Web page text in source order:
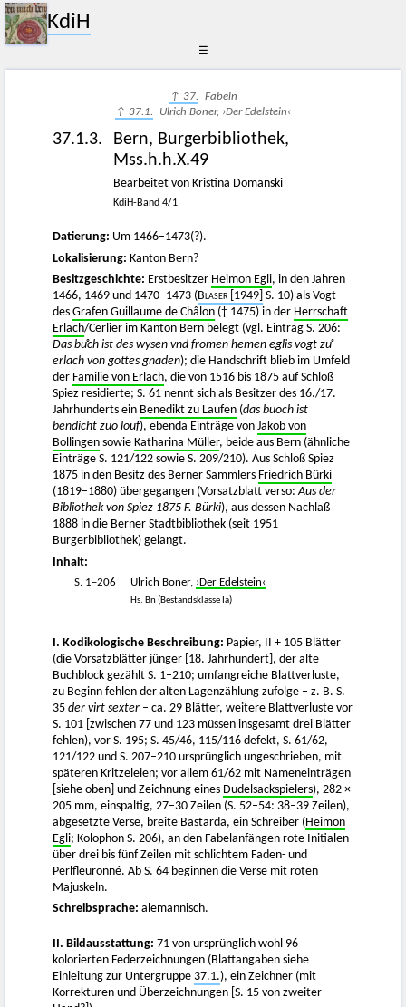
KdiH
☰
↑ 37. Fabeln
↑ 37.1. Ulrich Boner, ›Der Edelstein‹
37.1.3.
Bern, Burgerbibliothek,
Mss.h.h.X.49
Bearbeitet von Kristina Domanski
KdiH-Band 4/1
Datierung: Um 1466–1473(?).
Lokalisierung: Kanton Bern?
Besitzgeschichte: Erstbesitzer Heimon Egli, in den Jahren
1466, 1469 und 1470–1473 (Blaser [1949] S. 10) als Vogt
des Grafen Guillaume de Châlon († 1475) in der Herrschaft
Erlach/Cerlier im Kanton Bern belegt (vgl. Eintrag S. 206:
Das buͦch ist des wysen vnd fromen hemen eglis vogt zuͦ
erlach von gottes gnaden); die Handschrift blieb im Umfeld
der Familie von Erlach, die von 1516 bis 1875 auf Schloß
Spiez residierte; S. 61 nennt sich als Besitzer des 16./17.
Jahrhunderts ein Benedikt zu Laufen (das buoch ist
bendicht zuo louf), ebenda Einträge von Jakob von
Bollingen sowie Katharina Müller, beide aus Bern (ähnliche
Einträge S. 121/122 sowie S. 209/210). Aus Schloß Spiez
1875 in den Besitz des Berner Sammlers Friedrich Bürki
(1819–1880) übergegangen (Vorsatzblatt verso:Aus der
Bibliothek von Spiez 1875 F. Bürki), aus dessen Nachlaß
1888 in die Berner Stadtbibliothek (seit 1951
Burgerbibliothek) gelangt.
Inhalt:
S. 1–206 Ulrich Boner, ›Der Edelstein‹
Hs. Bn (Bestandsklasse Ia)
I. Kodikologische Beschreibung: Papier, II + 105 Blätter
(die Vorsatzblätter jünger [18. Jahrhundert], der alte
Buchblock gezählt S. 1–210; umfangreiche Blattverluste,
zu Beginn fehlen der alten Lagenzählung zufolge – z. B. S.
35 der virt sexter – ca. 29 Blätter, weitere Blattverluste vor
S. 101 [zwischen 77 und 123 müssen insgesamt drei Blätter
fehlen), vor S. 195; S. 45/46, 115/116 defekt, S. 61/62,
121/122 und S. 207–210 ursprünglich ungeschrieben, mit
späteren Kritzeleien; vor allem 61/62 mit Nameneinträgen
[siehe oben] und Zeichnung eines Dudelsackspielers), 282 ×
205 mm, einspaltig, 27–30 Zeilen (S. 52–54: 38–39 Zeilen),
abgesetzte Verse, breite Bastarda, ein Schreiber (Heimon
Egli; Kolophon S. 206), an den Fabelanfängen rote Initialen
über drei bis fünf Zeilen mit schlichtem Faden- und
Perlfleuronné. Ab S. 64 beginnen die Verse mit roten
Majuskeln.
Schreibsprache: alemannisch.
II. Bildausstattung: 71 von ursprünglich wohl 96
kolorierten Federzeichnungen (Blattangaben siehe
Einleitung zur Untergruppe 37.1.), ein Zeichner (mit
Korrekturen und Überzeichnungen [S. 15 von zweiter